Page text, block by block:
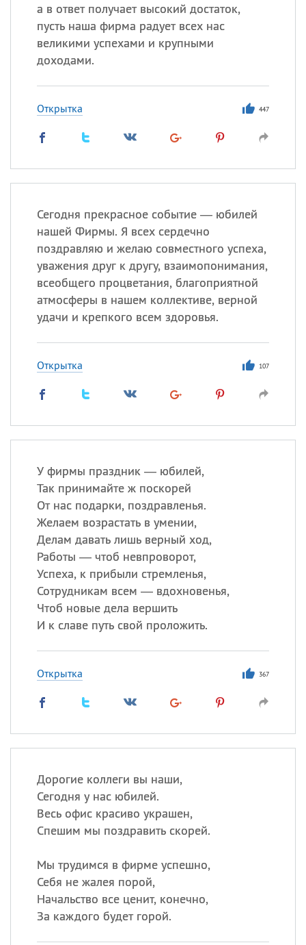
а в ответ получает высокий достаток,
пусть наша фирма радует всех нас
великими успехами и крупными
доходами.
Открытка 447
Сегодня прекрасное событие — юбилей
нашей Фирмы. Я всех сердечно
поздравляю и желаю совместного успеха,
уважения друг к другу, взаимопонимания,
всеобщего процветания, благоприятной
атмосферы в нашем коллективе, верной
удачи и крепкого всем здоровья.
Открытка 107
У фирмы праздник — юбилей,
Так принимайте ж поскорей
От нас подарки, поздравленья.
Желаем возрастать в умении,
Делам давать лишь верный ход,
Работы — чтоб невпроворот,
Успеха, к прибыли стремленья,
Сотрудникам всем — вдохновенья,
Чтоб новые дела вершить
И к славе путь свой проложить.
Открытка 367
Дорогие коллеги вы наши,
Сегодня у нас юбилей.
Весь офис красиво украшен,
Спешим мы поздравить скорей.
Мы трудимся в фирме успешно,
Себя не жалея порой,
Начальство все ценит, конечно,
За каждого будет горой.